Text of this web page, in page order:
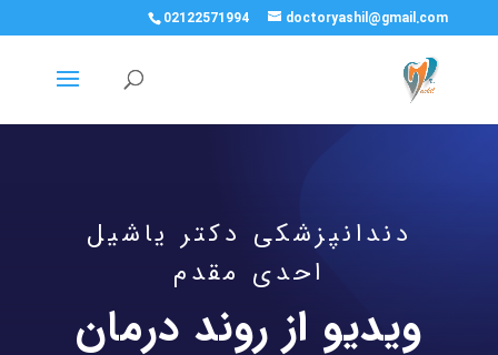
02122571994 doctoryashil@gmail.com
دندانپزشکی دکتر یاشیل
احدی مقدم
ویدیو از روند درمان